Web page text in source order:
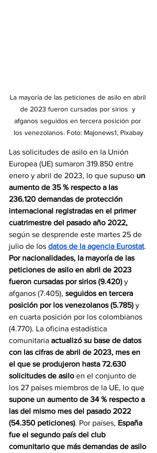
La mayoría de las peticiones de asilo en abril
de 2023 fueron cursadas por sirios  y
afganos seguidos en tercera posición por
los venezolanos. Foto: Majonews1, Pixabay
Las solicitudes de asilo en la Unión
Europea (UE) sumaron 319.850 entre
enero y abril de 2023, lo que supuso un
aumento de 35 % respecto a las
236.120 demandas de protección
internacional registradas en el primer
cuatrimestre del pasado año 2022,
según se desprende este martes 25 de
julio de los datos de la agencia Eurostat.
Por nacionalidades, la mayoría de las
peticiones de asilo en abril de 2023
fueron cursadas por sirios (9.420) y
afganos (7.405), seguidos en tercera
posición por los venezolanos (5.785) y
en cuarta posición por los colombianos
(4.770). La oficina estadística
comunitaria actualizó su base de datos
con las cifras de abril de 2023, mes en
el que se produjeron hasta 72.630
solicitudes de asilo en el conjunto de
los 27 países miembros de la UE, lo que
supone un aumento de 34 % respecto a
las del mismo mes del pasado 2022
(54.350 peticiones). Por países, España
fue el segundo país del club
comunitario que más demandas de asilo